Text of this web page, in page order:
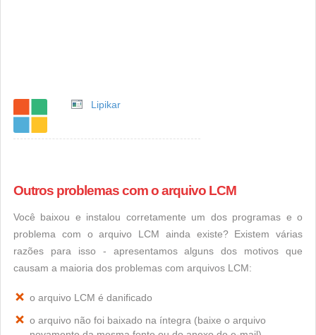
Lipikar
Outros problemas com o arquivo LCM
Você baixou e instalou corretamente um dos programas e o
problema com o arquivo LCM ainda existe? Existem várias
razões para isso - apresentamos alguns dos motivos que
causam a maioria dos problemas com arquivos LCM:
o arquivo LCM é danificado
o arquivo não foi baixado na íntegra (baixe o arquivo